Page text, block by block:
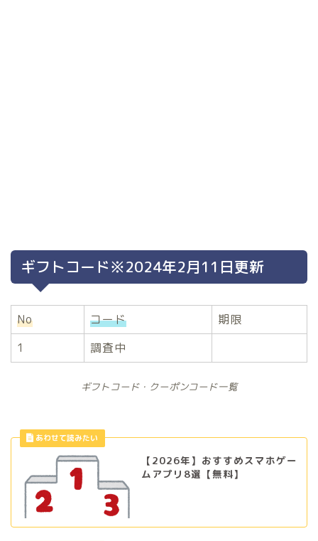
ギフトコード※2024年2月11日更新
No コード
期限
1
調査中
ギフトコード・クーポンコード一覧
【2026年】おすすめスマホゲー
ムアプリ8選【無料】